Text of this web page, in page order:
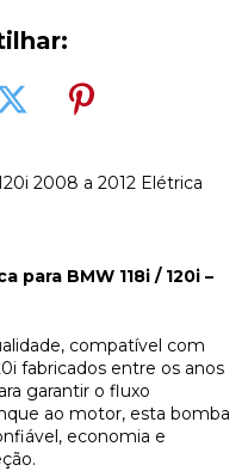
2008 a 2012 Elétrica
para BMW 118i / 120i –
compatível com
fabricados entre os anos
garantir o fluxo
ao motor, esta bomba
economia e